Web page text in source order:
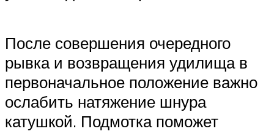
После совершения очередного
рывка и возвращения удилища в
первоначальное положение важно
ослабить натяжение шнура
катушкой. Подмотка поможет